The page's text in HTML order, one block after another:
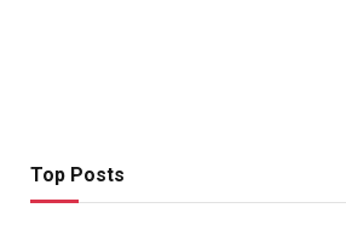
Top Posts